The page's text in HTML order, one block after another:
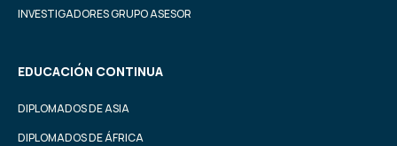
INVESTIGADORES GRUPO ASESOR
EDUCACIÓN CONTINUA
DIPLOMADOS DE ASIA
DIPLOMADOS DE ÁFRICA